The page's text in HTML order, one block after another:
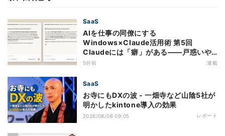
SaaS
AIを仕事の同僚にする
Windows×Claude活用術 第5回
Claudeには「癖」がある――戸惑いや
すい7つの仕様
5分前 連載
SaaS
お寺にもDXの波 - 一畑寺など山陰5社が
明かしたkintone導入の効果
2026/08/06 09:05 レポート